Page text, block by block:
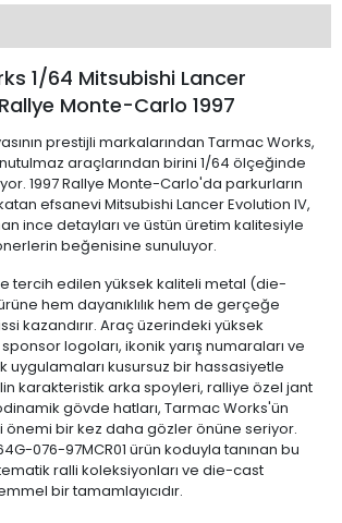
1/64 Mitsubishi Lancer
Monte-Carlo 1997
prestijli markalarından Tarmac Works,
araçlarından birini 1/64 ölçeğinde
1997 Rallye Monte-Carlo'da parkurların
efsanevi Mitsubishi Lancer Evolution IV,
ince detayları ve üstün üretim kalitesiyle
beğenisine sunuluyor.
tercih edilen yüksek kaliteli metal (die-
hem dayanıklılık hem de gerçeğe
kazandırır. Araç üzerindeki yüksek
logoları, ikonik yarış numaraları ve
uygulamaları kusursuz bir hassasiyetle
karakteristik arka spoyleri, ralliye özel jant
gövde hatları, Tarmac Works'ün
bir kez daha gözler önüne seriyor.
076-97MCR01 ürün koduyla tanınan bu
ralli koleksiyonları ve die-cast
bir tamamlayıcıdır.